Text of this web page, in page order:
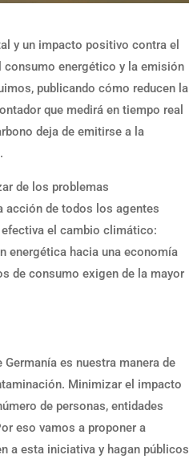
y un impacto positivo contra el
energético y la emisión
publicando cómo reducen la
que medirá en tiempo real
deja de emitirse a la
de los problemas
acción de todos los agentes
el cambio climático:
energética hacia una economía
de consumo exigen de la mayor
es nuestra manera de
Minimizar el impacto
de personas, entidades
eso vamos a proponer a
a esta iniciativa y hagan públicos